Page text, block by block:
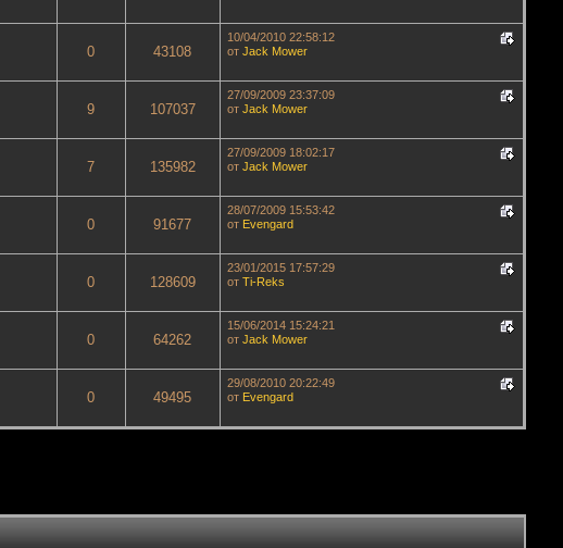
0 43108
10/04/2010 22:58:12
отJack Mower
9 107037
27/09/2009 23:37:09
отJack Mower
7 135982
27/09/2009 18:02:17
отJack Mower
0 91677
28/07/2009 15:53:42
от Evengard
0 128609
23/01/2015 17:57:29
отTi-Reks
0 64262
15/06/2014 15:24:21
отJack Mower
0 49495
29/08/2010 20:22:49
от Evengard